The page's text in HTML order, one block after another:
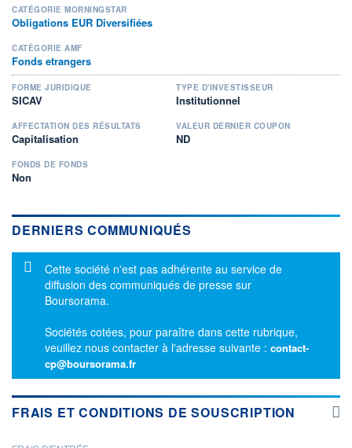
CATÉGORIE MORNINGSTAR
Obligations EUR Diversifiées
CATÉGORIE AMF
Fonds etrangers
FORME JURIDIQUE
SICAV
TYPE D'INVESTISSEUR
Institutionnel
AFFECTATION DES RÉSULTATS
Capitalisation
VALEUR DERNIER COUPON
ND
FONDS DE FONDS
Non
DERNIERS COMMUNIQUÉS
Message d'information
Cette société n'est pas adhérente au service de
diffusion des communiqués de presse sur
Boursorama.
Sociétés cotées, pour paraître dans cette rubrique,
veuillez nous contacter à l'adresse suivante : contact-
cp@boursorama.fr
FRAIS ET CONDITIONS DE SOUSCRIPTION